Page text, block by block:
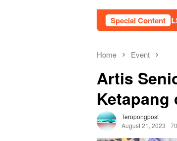
Special Content
LSM GMBI Bersama
Home Event
Artis
Ketapang
Teropongpost
August 21, 2023